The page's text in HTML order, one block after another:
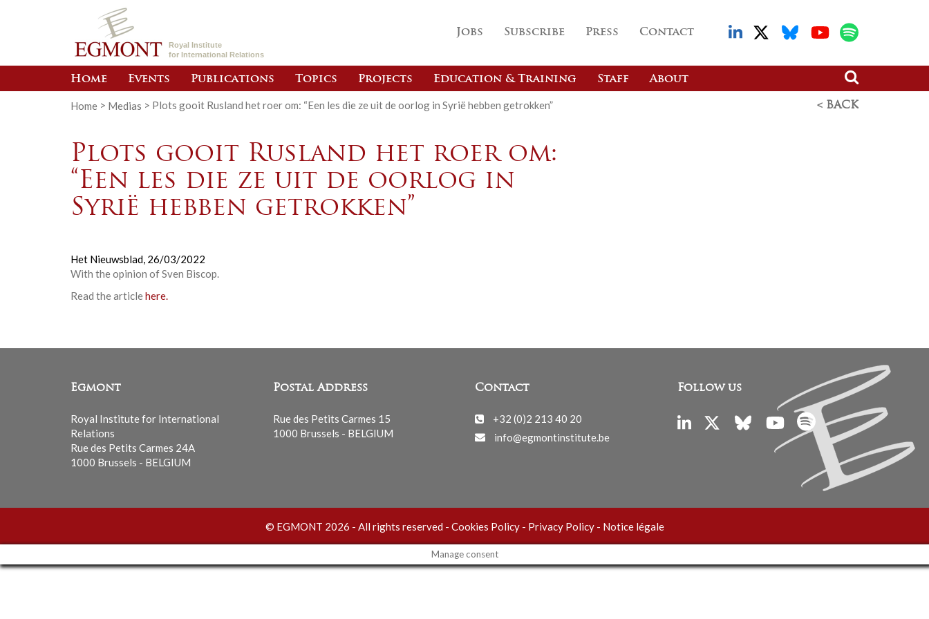
Royal Institute
for International Relations
Jobs Subscribe Press Contact
Home Events Publications Topics Projects Education & Training Staff About
Home > Medias > Plots gooit Rusland het roer om: “Een les die ze uit de oorlog in Syrië hebben getrokken” < BACK
Plots gooit Rusland het roer om:
“Een les die ze uit de oorlog in
Syrië hebben getrokken”
Het Nieuwsblad, 26/03/2022
With the opinion of Sven Biscop.
Read the articlehere.
Egmont
Royal Institute for International
Relations
Rue des Petits Carmes 24A
1000 Brussels - BELGIUM
Postal Address
Rue des Petits Carmes 15
1000 Brussels - BELGIUM
Contact
+32 (0)2 213 40 20
info@egmontinstitute.be
Follow us
© EGMONT 2026 - All rights reserved - Cookies Policy- Privacy Policy- Notice légale
Manage consent